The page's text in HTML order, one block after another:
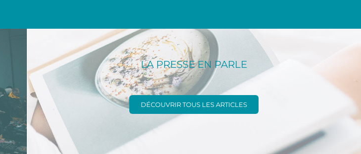
LA PRESSE EN PARLE
DÉCOUVRIR TOUS LES ARTICLES